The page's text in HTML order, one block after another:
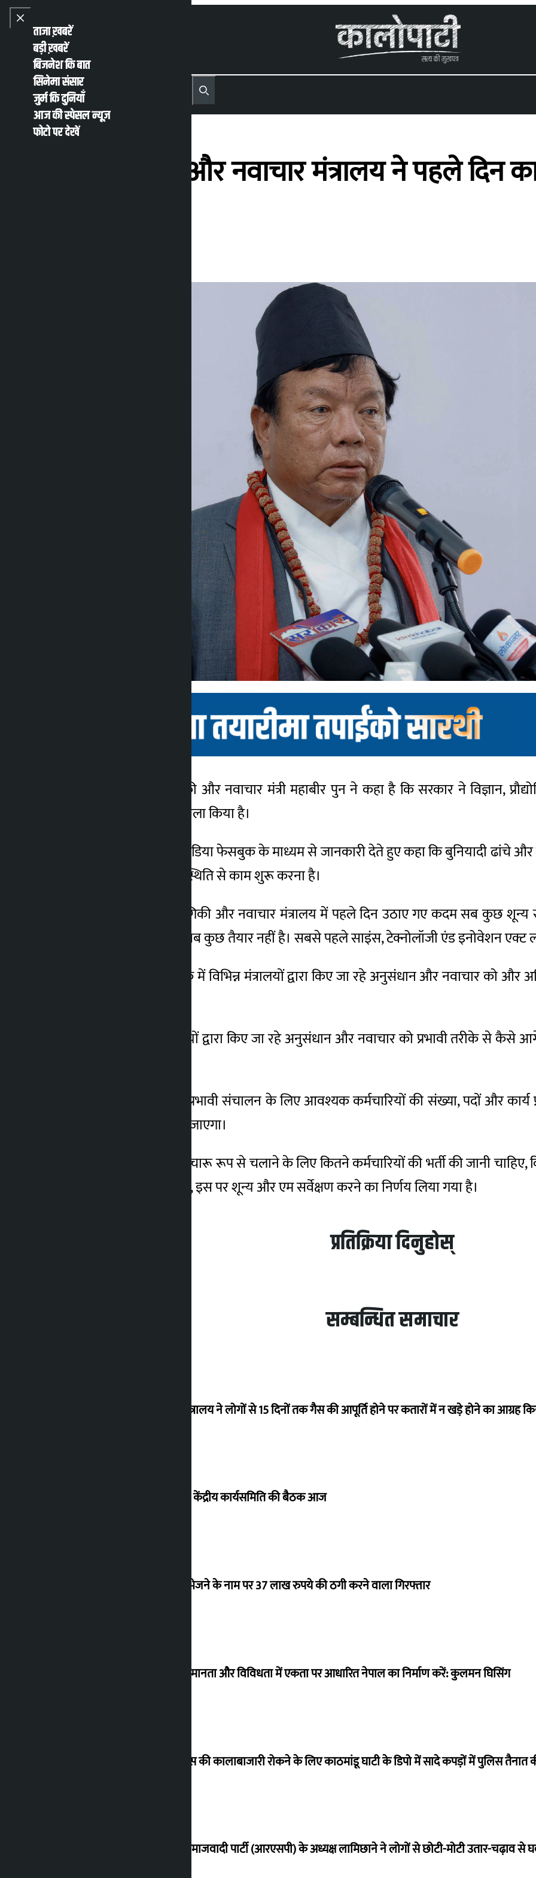
Skip to content
Close menu
ताजा ख़बरें
बड़ी ख़बरें
बिजनेश कि बात
सिनेमा संसार
जुर्म कि दुनियाँ
आज की स्पेसल न्यूज़
फोटो पर देखें
Open main menu
MENU Recent NewsTrending News
Search
विज्ञान, प्रौद्योगिकी और नवाचार मंत्रालय ने पहले दिन
काठमांडू। विज्ञान, प्रौद्योगिकी और नवाचार मंत्री महाबीर पुन ने कहा है कि सरकार ने विज्ञान,
विधेयक तैयार करने का फैसला किया है।
मंत्री ने गुरुवार को सोशल मीडिया फेसबुक के माध्यम से जानकारी देते हुए कहा कि बुनियादी ढांचे और
है क्योंकि मंत्रालय को शून्य स्थिति से काम शुरू करना है।
उन्होंने कहा, “विज्ञान, प्रौद्योगिकी और नवाचार मंत्रालय में पहले दिन उठाए गए कदम सब कुछ
मंत्रालय को चलाने के लिए सब कुछ तैयार नहीं है। सबसे पहले साइंस, टेक्नोलॉजी एंड इनोवेशन एक्ट
उन्होंने यह भी कहा कि बैठक में विभिन्न मंत्रालयों द्वारा किए जा रहे अनुसंधान और नवाचार को
उन्होंने कहा, “विभिन्न मंत्रालयों द्वारा किए जा रहे अनुसंधान और नवाचार को प्रभावी तरीके से
उन्होंने कहा कि मंत्रालय के प्रभावी संचालन के लिए आवश्यक कर्मचारियों की संख्या, पदों और
अध्ययन और सर्वेक्षण किया जाएगा।
उन्होंने कहा, ‘मंत्रालयों को सुचारू रूप से चलाने के लिए कितने कर्मचारियों की भर्ती की जानी
और प्रभावी कैसे बनाया जाए, इस पर शून्य और एम सर्वेक्षण करने का निर्णय लिया गया है।
प्रतिक्रिया दिनुहोस्
सम्बन्धित समाचार
उद्योग मंत्रालय ने लोगों से 15 दिनों तक गैस की आपूर्ति होने पर कतारों में न खड़े होने का आग्रह
नेकां की केंद्रीय कार्यसमिति की बैठक आज
कनाडा भेजने के नाम पर 37 लाख रुपये की ठगी करने वाला गिरफ्तार
आइए समानता और विविधता में एकता पर आधारित नेपाल का निर्माण करें: कुलमन घिसिंग
रसोई गैस की कालाबाजारी रोकने के लिए काठमांडू घाटी के डिपो में सादे कपड़ों में पुलिस तैनात
राष्ट्रीय समाजवादी पार्टी (आरएसपी) के अध्यक्ष लामिछाने ने लोगों से छोटी-मोटी उतार-चढ़ाव